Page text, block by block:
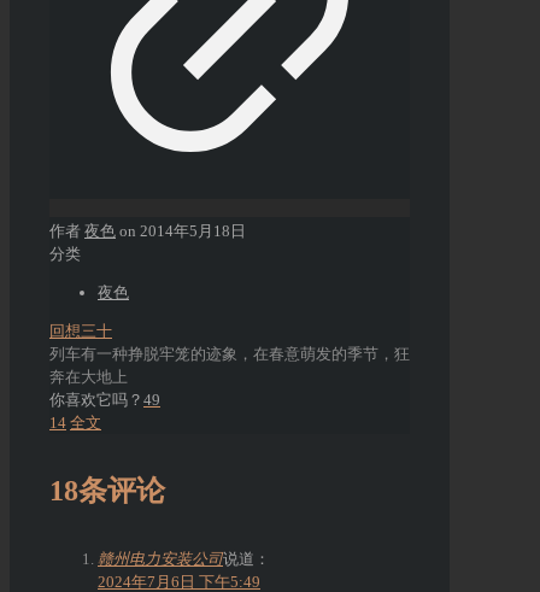
作者 夜色 on 2014年5月18日
分类
夜色
回想三十
列车有一种挣脱牢笼的迹象，在春意萌发的季节，狂
奔在大地上
你喜欢它吗？ 49
14 全文
18条评论
赣州电力安装公司说道：
2024年7月6日 下午5:49